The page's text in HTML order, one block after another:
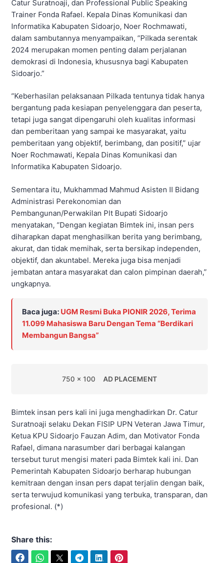
Catur Suratnoaji, dan Professional Public Speaking
Trainer Fonda Rafael. Kepala Dinas Komunikasi dan
Informatika Kabupaten Sidoarjo, Noer Rochmawati,
dalam sambutannya menyampaikan, “Pilkada serentak
2024 merupakan momen penting dalam perjalanan
demokrasi di Indonesia, khususnya bagi Kabupaten
Sidoarjo.”
“Keberhasilan pelaksanaan Pilkada tentunya tidak hanya
bergantung pada kesiapan penyelenggara dan peserta,
tetapi juga sangat dipengaruhi oleh kualitas informasi
dan pemberitaan yang sampai ke masyarakat, yaitu
pemberitaan yang objektif, berimbang, dan positif,” ujar
Noer Rochmawati, Kepala Dinas Komunikasi dan
Informatika Kabupaten Sidoarjo.
Sementara itu, Mukhammad Mahmud Asisten II Bidang
Administrasi Perekonomian dan
Pembangunan/Perwakilan Plt Bupati Sidoarjo
menyatakan, “Dengan kegiatan Bimtek ini, insan pers
diharapkan dapat menghasilkan berita yang berimbang,
akurat, dan tidak memihak, serta bersikap independen,
objektif, dan akuntabel. Mereka juga bisa menjadi
jembatan antara masyarakat dan calon pimpinan daerah,”
ungkapnya.
Baca juga: UGM Resmi Buka PIONIR 2026, Terima
11.099 Mahasiswa Baru Dengan Tema “Berdikari
Membangun Bangsa”
750 x 100 AD PLACEMENT
Bimtek insan pers kali ini juga menghadirkan Dr. Catur
Suratnoaji selaku Dekan FISIP UPN Veteran Jawa Timur,
Ketua KPU Sidoarjo Fauzan Adim, dan Motivator Fonda
Rafael, dimana narasumber dari berbagai kalangan
tersebut turut mengisi materi pada Bimtek kali ini. Dan
Pemerintah Kabupaten Sidoarjo berharap hubungan
kemitraan dengan insan pers dapat terjalin dengan baik,
serta terwujud komunikasi yang terbuka, transparan, dan
profesional. (*)
Share this: